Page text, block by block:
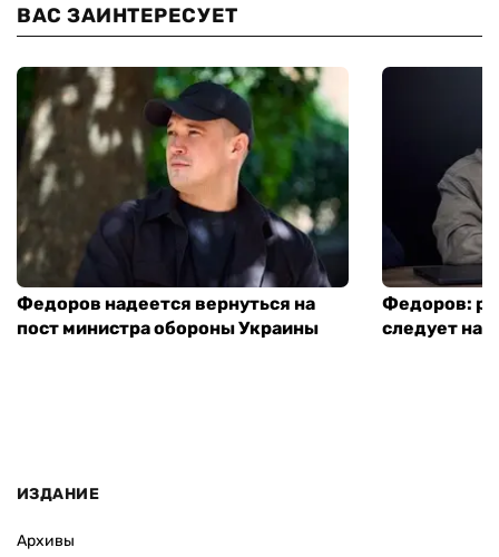
ВАС ЗАИНТЕРЕСУЕТ
Федоров надеется вернуться на
пост министра обороны Украины
Федоров:
следует
ИЗДАНИЕ
Архивы